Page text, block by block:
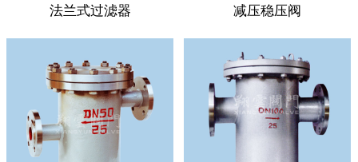
法兰式过滤器 减压稳压阀